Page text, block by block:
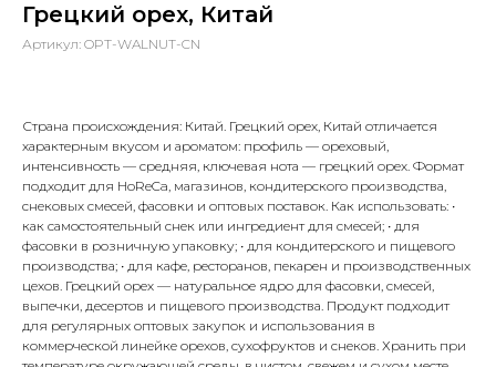
Грецкий орех, Китай
Артикул: OPT-WALNUT-CN
Страна происхождения: Китай. Грецкий орех, Китай отличается
характерным вкусом и ароматом: профиль — ореховый,
интенсивность — средняя, ключевая нота — грецкий орех. Формат
подходит для HoReCa, магазинов, кондитерского производства,
снековых смесей, фасовки и оптовых поставок. Как использовать: •
как самостоятельный снек или ингредиент для смесей; • для
фасовки в розничную упаковку; • для кондитерского и пищевого
производства; • для кафе, ресторанов, пекарен и производственных
цехов. Грецкий орех — натуральное ядро для фасовки, смесей,
выпечки, десертов и пищевого производства. Продукт подходит
для регулярных оптовых закупок и использования в
коммерческой линейке орехов, сухофруктов и снеков. Хранить при